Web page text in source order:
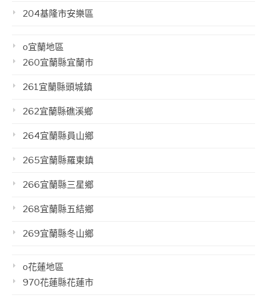
204基隆市安樂區
o宜蘭地區
260宜蘭縣宜蘭市
261宜蘭縣頭城鎮
262宜蘭縣礁溪鄉
264宜蘭縣員山鄉
265宜蘭縣羅東鎮
266宜蘭縣三星鄉
268宜蘭縣五結鄉
269宜蘭縣冬山鄉
o花蓮地區
970花蓮縣花蓮市